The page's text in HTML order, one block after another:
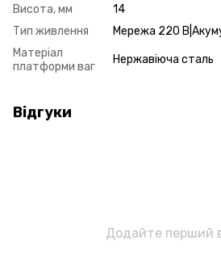
Висота, мм
14
Тип живлення
Мережа 220
Матеріал
платформи ваг
Нержавіюча сталь
Відгуки
Додайте перший